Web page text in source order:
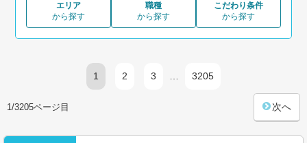
エリア
から探す
職種
から探す
こだわり条件
から探す
1 2 3 3205
1/3205ページ目 次へ